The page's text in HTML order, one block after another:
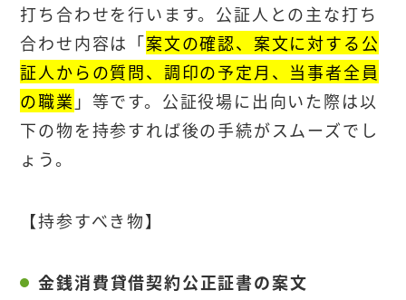
打ち合わせを行います。公証人との主な打ち
合わせ内容は「案文の確認、案文に対する公
証人からの質問、調印の予定月、当事者全員
の職業 」等です。公証役場に出向いた際は以
下の物を持参すれば後の手続がスムーズでし
ょう。
【持参すべき物】
金銭消費貸借契約公正証書の案文